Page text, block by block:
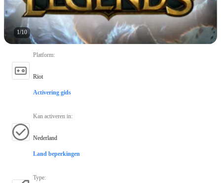
1/10
Platform:
Riot
Activering gids
Kan activeren in:
Nederland
Land beperkingen
Type: